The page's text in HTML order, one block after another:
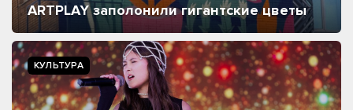
ARTPLAY заполонили гигантские цветы
КУЛЬТУРА